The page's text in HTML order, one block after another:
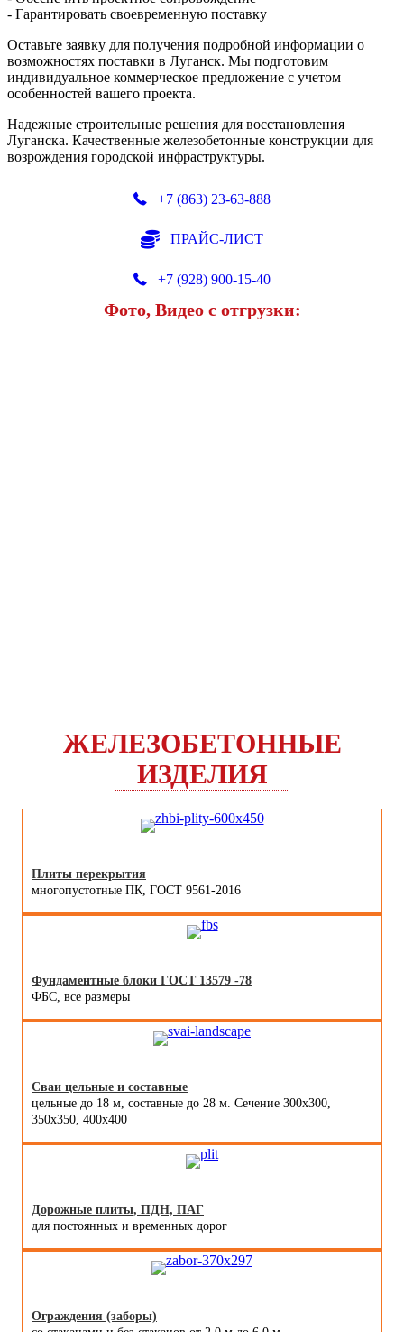
- Гарантировать своевременную поставку
Оставьте заявку для получения подробной информации о
возможностях поставки в Луганск. Мы подготовим
индивидуальное коммерческое предложение с учетом
особенностей вашего проекта.
Надежные строительные решения для восстановления
Луганска. Качественные железобетонные конструкции для
возрождения городской инфраструктуры.
+7 (863) 23-63-888
ПРАЙС-ЛИСТ
+7 (928) 900-15-40
Фото, Видео с отгрузки:
ЖЕЛЕЗОБЕТОННЫЕ
ИЗДЕЛИЯ
Плиты перекрытия
многопустотные ПК, ГОСТ 9561-2016
Фундаментные блоки ГОСТ 13579 -78
ФБС, все размеры
Сваи цельные и составные
цельные до 18 м, составные до 28 м. Сечение 300x300,
350x350, 400х400
Дорожные плиты, ПДН, ПАГ
для постоянных и временных дорог
Ограждения (заборы)